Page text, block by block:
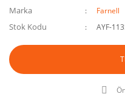
Marka Farnell
Stok Kodu AYF-